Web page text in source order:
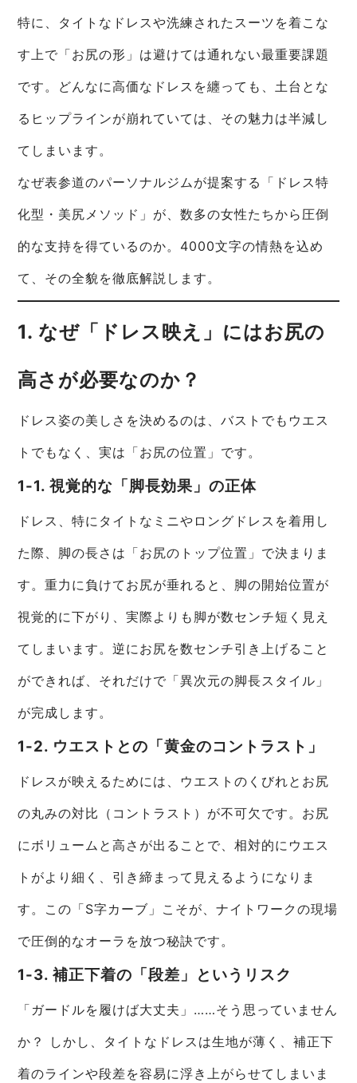
特に、タイトなドレスや洗練されたスーツを着こな
す上で「お尻の形」は避けては通れない最重要課題
です。どんなに高価なドレスを纏っても、土台とな
るヒップラインが崩れていては、その魅力は半減し
てしまいます。
なぜ表参道のパーソナルジムが提案する「ドレス特
化型・美尻メソッド」が、数多の女性たちから圧倒
的な支持を得ているのか。4000文字の情熱を込め
て、その全貌を徹底解説します。
1. なぜ「ドレス映え」にはお尻の
高さが必要なのか？
ドレス姿の美しさを決めるのは、バストでもウエス
トでもなく、実は「お尻の位置」です。
1-1. 視覚的な「脚長効果」の正体
ドレス、特にタイトなミニやロングドレスを着用し
た際、脚の長さは「お尻のトップ位置」で決まりま
す。重力に負けてお尻が垂れると、脚の開始位置が
視覚的に下がり、実際よりも脚が数センチ短く見え
てしまいます。逆にお尻を数センチ引き上げること
ができれば、それだけで「異次元の脚長スタイル」
が完成します。
1-2. ウエストとの「黄金のコントラスト」
ドレスが映えるためには、ウエストのくびれとお尻
の丸みの対比（コントラスト）が不可欠です。お尻
にボリュームと高さが出ることで、相対的にウエス
トがより細く、引き締まって見えるようになりま
す。この「S字カーブ」こそが、ナイトワークの現場
で圧倒的なオーラを放つ秘訣です。
1-3. 補正下着の「段差」というリスク
「ガードルを履けば大丈夫」……そう思っていません
か？ しかし、タイトなドレスは生地が薄く、補正下
着のラインや段差を容易に浮き上がらせてしまいま